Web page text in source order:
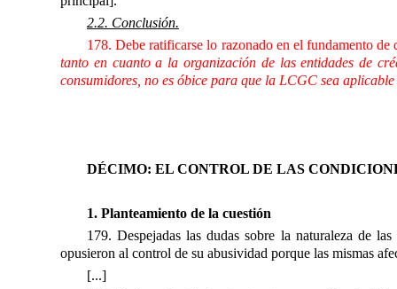
2.2. Conclusión.
178. Debe ratificarse lo razonado en el fundamento
tanto en cuanto a la organización de las entidades de
consumidores, no es óbice para que la LCGC sea
DÉCIMO: EL CONTROL DE LAS
1. Planteamiento de la cuestión
179. Despejadas las dudas sobre la naturaleza de
opusieron al control de su abusividad porque las mismas
[...]